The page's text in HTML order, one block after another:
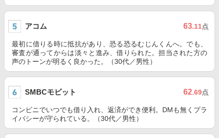
アコム 63.11点
最初に借りる時に抵抗があり、恐る恐るむじんくんへ。でも、
審査が通ってからは淡々と進み、借りられた。担当された方の
声のトーンが明るく良かった。（30代／男性）
SMBCモビット 62.69点
コンビニでいつでも借り入れ、返済ができ便利。DMも無くプラ
イバシーが守られている。（30代／男性）